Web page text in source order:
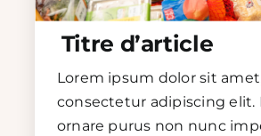
Titre d’article
Lorem ipsum dolor sit
consectetur adipiscing elit.
ornare purus non nunc